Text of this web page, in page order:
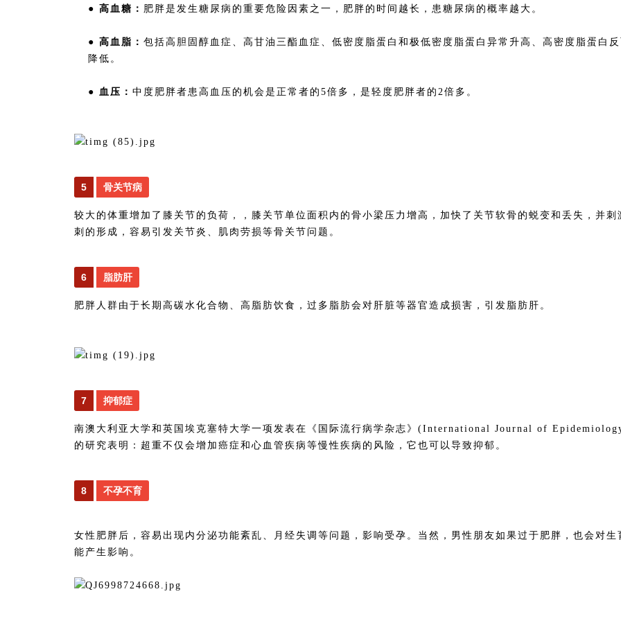
● 高血糖： 肥胖是发生糖尿病的重要危险因素之一，肥胖的时间越长，患糖尿病的概率越大。
● 高血脂： 包括高胆固醇血症、高甘油三酯血症、低密度脂蛋白和极低密度脂蛋白异常升高、高密度脂蛋白
降低。
● 血压： 中度肥胖者患高血压的机会是正常者的5倍多，是轻度肥胖者的2倍多。
5 骨关节病
较大的体重增加了膝关节的负荷，，膝关节单位面积内的骨小梁压力增高，加快了关节软骨的蜕变和丢失，并刺
刺的形成，容易引发关节炎、肌肉劳损等骨关节问题。
6 脂肪肝
肥胖人群由于长期高碳水化合物、高脂肪饮食，过多脂肪会对肝脏等器官造成损害，引发脂肪肝。
7 抑郁症
南澳大利亚大学和英国埃克塞特大学一项发表在《国际流行病学杂志》(International Journal of
的研究表明：超重不仅会增加癌症和心血管疾病等慢性疾病的风险，它也可以导致抑郁。
8 不孕不育
女性肥胖后，容易出现内分泌功能紊乱、月经失调等问题，影响受孕。当然，男性朋友如果过于肥胖，也会对生
能产生影响。